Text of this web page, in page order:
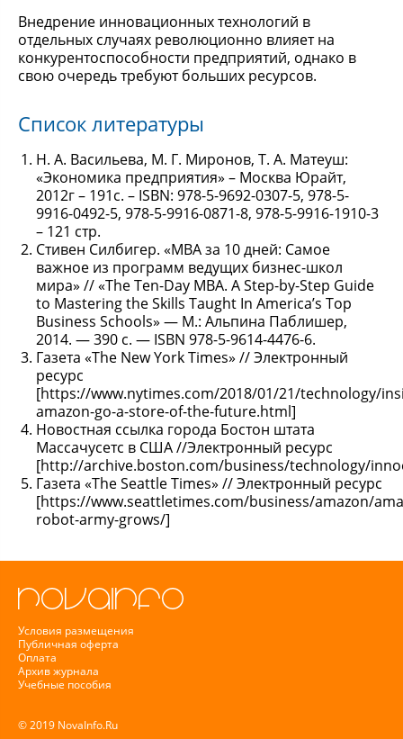
Внедрение инновационных технологий в
отдельных случаях революционно влияет на
конкурентоспособности предприятий, однако в
свою очередь требуют больших ресурсов.
Список литературы
Н. А. Васильева, М. Г. Миронов, Т. А. Матеуш:
«Экономика предприятия» – Москва Юрайт,
2012г – 191с. – ISBN: 978-5-9692-0307-5, 978-5-
9916-0492-5, 978-5-9916-0871-8, 978-5-9916-1910-3
– 121 стр.
Стивен Силбигер. «МВА за 10 дней: Самое
важное из программ ведущих бизнес-школ
мира» // «The Ten-Day MBA. A Step-by-Step Guide
to Mastering the Skills Taught In America’s Top
Business Schools» — М.: Альпина Паблишер,
2014. — 390 с. — ISBN 978-5-9614-4476-6.
Газета «The New York Times» // Электронный
ресурс
[https://www.nytimes.com/2018/01/21/technology/
amazon-go-a-store-of-the-future.html]
Новостная ссылка города Бостон штата
Массачусетс в США //Электронный ресурс
[http://archive.boston.com/business/technology/
Газета «The Seattle Times» // Электронный ресурс
[https://www.seattletimes.com/business/amazon/
robot-army-grows/]
Условия размещения
Публичная оферта
Оплата
Архив журнала
Учебные пособия
© 2019 NovaInfo.Ru